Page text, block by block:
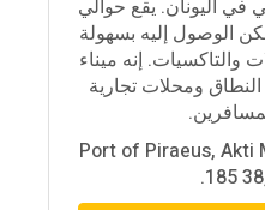
في اليونان. يقع حوالي
الوصول إليه بسهولة
والتاكسيات. إنه ميناء
ومحلات تجارية
Port of Piraeus, Akti
185